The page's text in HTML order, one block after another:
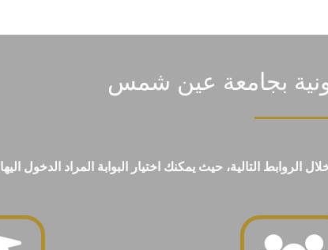
بجامعة عين شمس
التالية، حيث يمكنك اختيار البوابة المراد الدخول اليها